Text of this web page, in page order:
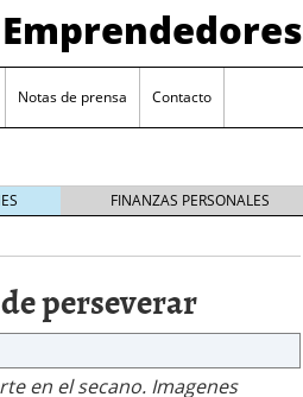
Notas de prensa Contacto
FINANZAS PERSONALES
perseverar
en el secano. Imagenes